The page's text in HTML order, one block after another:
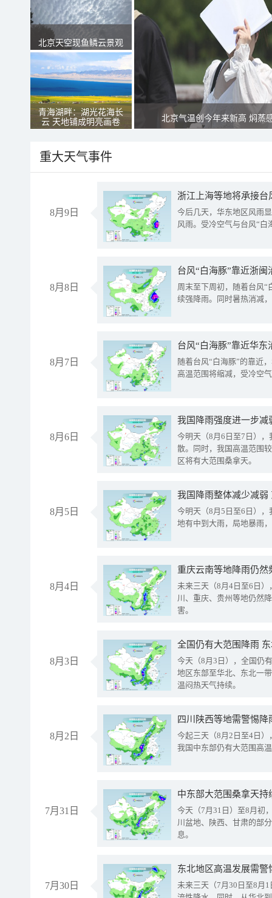
北京天空现鱼鳞云景观
青海湖畔：湖光花海长
云 天地铺成明亮画卷
北京气温创今年来新高 焖蒸
重大天气事件
8月9日
浙江上海等地将承接台
今后几天，华东地区风雨
风雨。受冷空气与台风“白
8月8日
台风“白海豚”靠近浙
周末至下周初，随着台风“
续强降雨。同时暑热消减
8月7日
台风“白海豚”靠近华
随着台风“白海豚”的靠近
高温范围将缩减，受冷空
8月6日
今明天（8月6日至7日）
散。同时，我国高温范围
区将有大范围桑拿天。
8月5日
我国降雨整体减少减弱
今明天（8月5日至6日）
地有中到大雨，局地暴雨
8月4日
重庆云南等地降雨仍然
未来三天（8月4日至6日
川、重庆、贵州等地仍然
害。
8月3日
全国仍有大范围降雨
今天（8月3日），全国仍
地区东部至华北、东北一
温闷热天气持续。
8月2日
今起三天（8月2日至4日
我国中东部仍有大范围高
7月31日
中东部大范围桑拿天
今天（7月31日）至8月初
川盆地、陕西、甘肃的部
息。
7月30日
东北地区高温发展需
未来三天（7月30日至8月